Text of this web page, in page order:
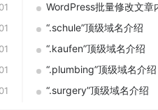
WordPress批量修改文
“.schule”顶级域名介绍
“.kaufen”顶级域名介绍
“.plumbing”顶级域名介绍
“.surgery”顶级域名介绍